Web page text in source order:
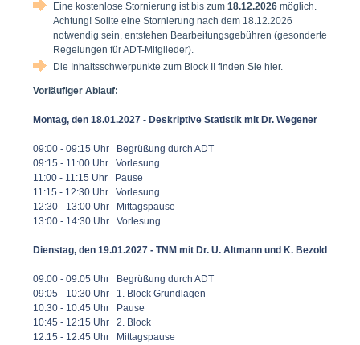
Eine kostenlose Stornierung ist bis zum 18.12.2026 möglich.
Achtung! Sollte eine Stornierung nach dem 18.12.2026
notwendig sein, entstehen Bearbeitungsgebühren (gesonderte
Regelungen für ADT-Mitglieder).
Die Inhaltsschwerpunkte zum Block II finden Sie hier.
Vorläufiger Ablauf:
Montag, den 18.01.2027 - Deskriptive Statistik mit Dr. Wegener
09:00 - 09:15 Uhr Begrüßung durch ADT
09:15 - 11:00 Uhr Vorlesung
11:00 - 11:15 Uhr Pause
11:15 - 12:30 Uhr Vorlesung
12:30 - 13:00 Uhr Mittagspause
13:00 - 14:30 Uhr Vorlesung
Dienstag, den 19.01.2027 - TNM mit Dr. U. Altmann und K. Bezold
09:00 - 09:05 Uhr Begrüßung durch ADT
09:05 - 10:30 Uhr 1. Block Grundlagen
10:30 - 10:45 Uhr Pause
10:45 - 12:15 Uhr 2. Block
12:15 - 12:45 Uhr Mittagspause